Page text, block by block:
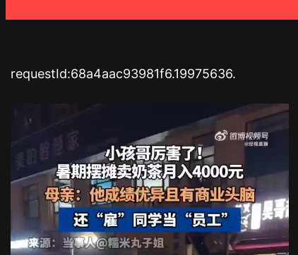
requestId:68a4aac93981f6.19975636.